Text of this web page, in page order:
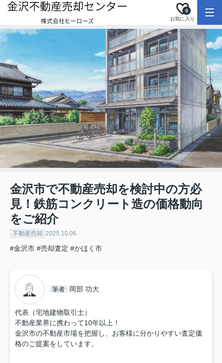
お気に入り
0
金沢市で不動産売却を検討中の方必
見！鉄筋コンクリート造の価格動向
をご紹介
不動産売却 2025.10.06
#金沢市 #売却査定 #かほく市
筆者 岡部 功大
代表（宅地建物取引士）
不動産業界に携わって10年以上！
金沢市の不動産市場を把握し、お客様に分かりやすい査定価
格のご提案をしています。